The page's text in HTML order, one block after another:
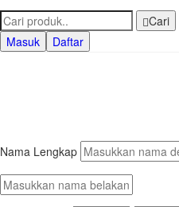
Cari
Masuk
Daftar
Nama Lengkap